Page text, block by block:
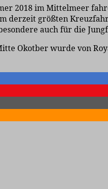
2018 im Mittelmeer
größten
auch für die
Okotber wurde von